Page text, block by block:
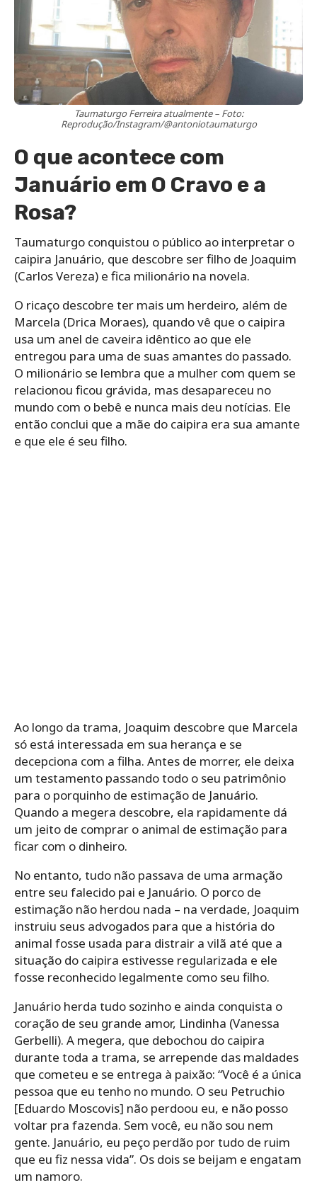
Taumaturgo Ferreira atualmente – Foto:
Reprodução/Instagram/@antoniotaumaturgo
O que acontece com
Januário em O Cravo e a
Rosa?
Taumaturgo conquistou o público ao interpretar o
caipira Januário, que descobre ser filho de Joaquim
(Carlos Vereza) e fica milionário na novela.
O ricaço descobre ter mais um herdeiro, além de
Marcela (Drica Moraes), quando vê que o caipira
usa um anel de caveira idêntico ao que ele
entregou para uma de suas amantes do passado.
O milionário se lembra que a mulher com quem se
relacionou ficou grávida, mas desapareceu no
mundo com o bebê e nunca mais deu notícias. Ele
então conclui que a mãe do caipira era sua amante
e que ele é seu filho.
Ao longo da trama, Joaquim descobre que Marcela
só está interessada em sua herança e se
decepciona com a filha. Antes de morrer, ele deixa
um testamento passando todo o seu patrimônio
para o porquinho de estimação de Januário.
Quando a megera descobre, ela rapidamente dá
um jeito de comprar o animal de estimação para
ficar com o dinheiro.
No entanto, tudo não passava de uma armação
entre seu falecido pai e Januário. O porco de
estimação não herdou nada – na verdade, Joaquim
instruiu seus advogados para que a história do
animal fosse usada para distrair a vilã até que a
situação do caipira estivesse regularizada e ele
fosse reconhecido legalmente como seu filho.
Januário herda tudo sozinho e ainda conquista o
coração de seu grande amor, Lindinha (Vanessa
Gerbelli). A megera, que debochou do caipira
durante toda a trama, se arrepende das maldades
que cometeu e se entrega à paixão: “Você é a única
pessoa que eu tenho no mundo. O seu Petruchio
[Eduardo Moscovis] não perdoou eu, e não posso
voltar pra fazenda. Sem você, eu não sou nem
gente. Januário, eu peço perdão por tudo de ruim
que eu fiz nessa vida”. Os dois se beijam e engatam
um namoro.